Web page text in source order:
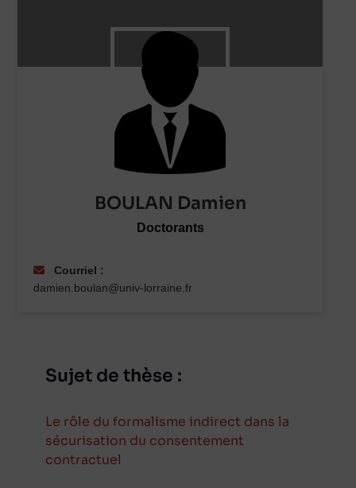
BOULAN Damien
Doctorants
Courriel :
damien.boulan@univ-lorraine.fr
Sujet de thèse :
Le rôle du formalisme indirect dans la
sécurisation du consentement
contractuel